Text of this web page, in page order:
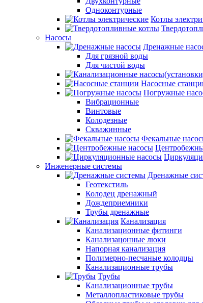
Одноконтурные
Котлы
Насосы
Дренажные
Для грязной воды
Для чистой воды
Насосные
Погружные
Вибрационные
Винтовые
Колодезные
Скважинные
Фекальные
Инженерные системы
Дренажные
Геотекстиль
Колодец дренажный
Дождеприемники
Трубы дренажные
Канализация
Канализационные фитинги
Канализацонные люки
Напорная канализация
Полимерно-песчаные колодцы
Канализационные трубы
Трубы
Канализационные трубы
Металлопластиковые трубы